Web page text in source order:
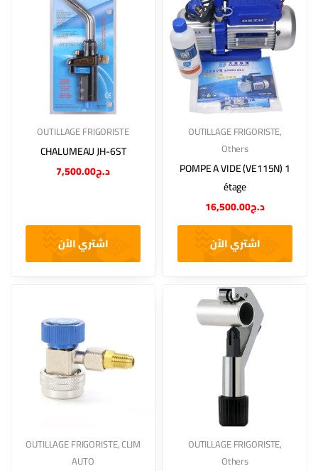
OUTILLAGE FRIGORISTE
CHALUMEAU JH-6ST
د.ج7,500.00
اشتري الآن
OUTILLAGE FRIGORISTE,
Others
POMPE A VIDE (VE115N) 1
étage
د.ج16,500.00
اشتري الآن
OUTILLAGE FRIGORISTE,CLIM
AUTO
OUTILLAGE FRIGORISTE,
Others